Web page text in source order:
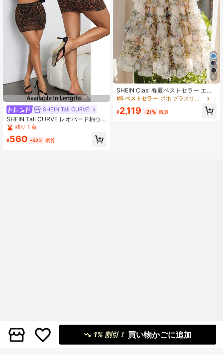
SHEIN Tall CURVE
SHEIN Tall CURVE レオパード柄ウ
エストコントラストレースボディコ
ンスカート(プラスサイズ女性用)
残り 1 点
¥560 -52% 概算
6
SHEIN Clasi 春夏ベストセラー エレ
ガントな花柄メッシュケーキプラス
#5 ベストセラー ボホ プラスサイズのスカート
¥2,119 -21% 概算
1% 割引！ 買い物かごに追加